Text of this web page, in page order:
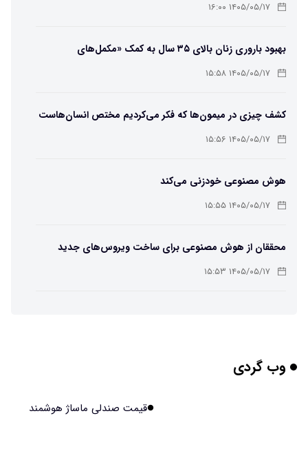
۱۴۰۵/۰۵/۱۷ ۱۶:۰۰
بهبود باروری زنان بالای ۳۵ سال به کمک «مکمل‌های
باکتریایی»
۱۴۰۵/۰۵/۱۷ ۱۵:۵۸
کشف چیزی در میمون‌ها که فکر می‌کردیم مختص انسان‌هاست
۱۴۰۵/۰۵/۱۷ ۱۵:۵۶
هوش مصنوعی خودزنی می‌کند
۱۴۰۵/۰۵/۱۷ ۱۵:۵۵
محققان از هوش مصنوعی برای ساخت ویروس‌های جدید
استفاده کردند
۱۴۰۵/۰۵/۱۷ ۱۵:۵۳
مریخ‌نورد ناسا به ماه فرستاده می‌شود
وب گردی
قیمت صندلی ماساژ هوشمند